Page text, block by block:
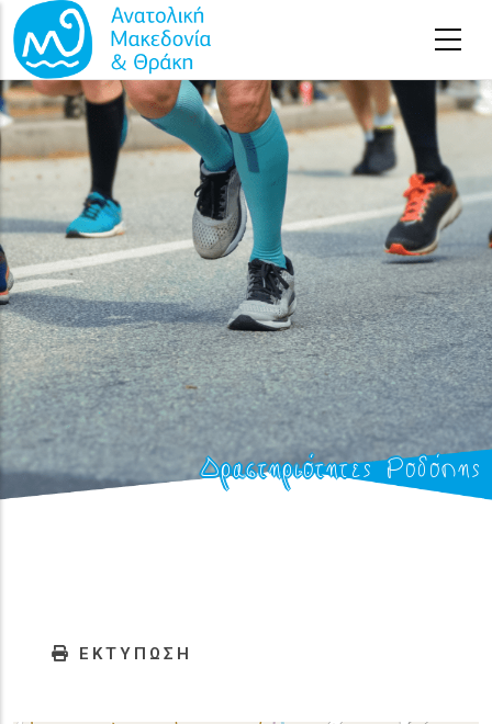
Παράκαμψη προς το κυρίως περιεχόμενο
Δραστηριότητες Ροδόπης
Αρχική Δραστηριότητες
ΕΚΤΥΠΩΣΗ